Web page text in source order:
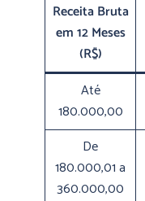
Receita Bruta
em 12 Meses
(R$)
Até
180.000,00
De
180.000,01 a
360.000,00